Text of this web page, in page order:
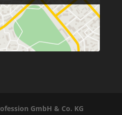
GmbH & Co. KG